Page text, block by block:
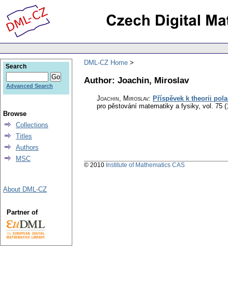
DML-CZ Home
Author: Joachin, Miroslav
Joachin, Miroslav: Příspěvek k theorii
pro pěstování matematiky a fysiky, vol. 75
Search
Advanced Search
Browse
Collections
Titles
Authors
MSC
About DML-CZ
Partner of
© 2010 Institute of Mathematics CAS